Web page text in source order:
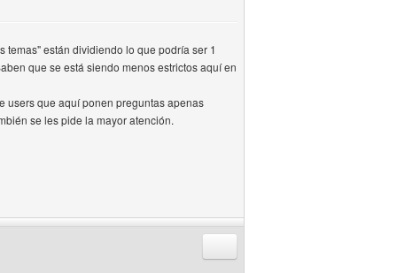
temas" están dividiendo lo que podría ser 1
que se está siendo menos estrictos aquí en
users que aquí ponen preguntas apenas
se les pide la mayor atención.